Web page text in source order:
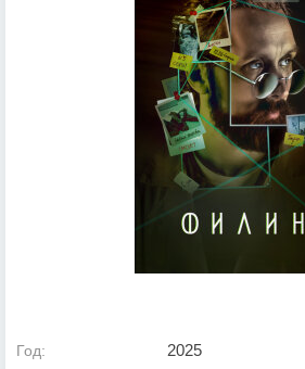
Год: 2025